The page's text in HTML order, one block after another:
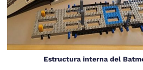
Estructura interna del